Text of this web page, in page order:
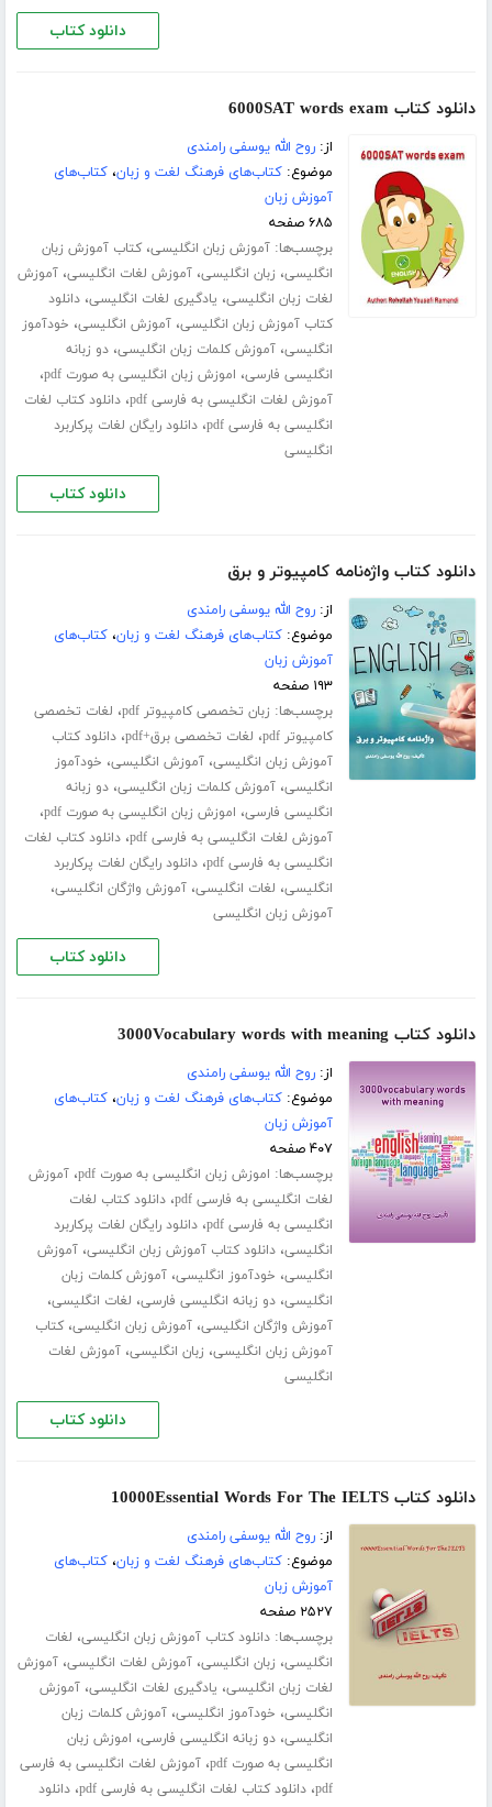
دانلود کتاب
دانلود کتاب 6000SAT words exam
از:روح الله یوسفی رامندی
موضوع:کتاب‌های فرهنگ لغت و زبان،کتاب‌های
آموزش زبان
۶۸۵ صفحه
برچسب‌ها:آموزش زبان انگلیسی،کتاب آموزش زبان
انگلیسی، زبان انگلیسی،آموزش لغات انگلیسی،آموزش
لغات زبان انگلیسی، یادگیری لغات انگلیسی،دانلود
کتاب آموزش زبان انگلیسی،آموزش انگلیسی، خودآموز
انگلیسی،آموزش کلمات زبان انگلیسی،دو زبانه
انگلیسی فارسی، اموزش زبان انگلیسی به صورت pdf ،
آموزش لغات انگلیسی به فارسی pdf ،دانلود کتاب لغات
انگلیسی به فارسی pdf
،دانلود رایگان لغات پرکاربرد
انگلیسی
دانلود کتاب
دانلود کتاب واژه‌نامه کامپیوتر و برق
از:روح الله یوسفی رامندی
موضوع:کتاب‌های فرهنگ لغت و زبان،کتاب‌های
آموزش زبان
۱۹۳ صفحه
برچسب‌ها: زبان تخصصی کامپیوتر pdf ، لغات تخصصی
کامپیوتر pdf
، لغات تخصصی برق+pdf ،دانلود کتاب
آموزش زبان انگلیسی،آموزش انگلیسی، خودآموز
انگلیسی،آموزش کلمات زبان انگلیسی،دو زبانه
انگلیسی فارسی، اموزش زبان انگلیسی به صورت pdf ،
آموزش لغات انگلیسی به فارسی pdf ،دانلود کتاب لغات
انگلیسی به فارسی pdf
،دانلود رایگان لغات پرکاربرد
انگلیسی، لغات انگلیسی،آموزش واژگان انگلیسی،
آموزش زبان انگلیسی
دانلود کتاب
دانلود کتاب 3000Vocabulary words with meaning
از:روح الله یوسفی رامندی
موضوع:کتاب‌های فرهنگ لغت و زبان،کتاب‌های
آموزش زبان
۴۰۷ صفحه
برچسب‌ها: اموزش زبان انگلیسی به صورت pdf ،آموزش
لغات انگلیسی به فارسی pdf
،دانلود کتاب لغات
انگلیسی به فارسی pdf
،دانلود رایگان لغات پرکاربرد
انگلیسی،دانلود کتاب آموزش زبان انگلیسی،آموزش
انگلیسی، خودآموز انگلیسی،آموزش کلمات زبان
انگلیسی،دو زبانه انگلیسی فارسی، لغات انگلیسی،
آموزش واژگان انگلیسی،آموزش زبان انگلیسی،کتاب
آموزش زبان انگلیسی، زبان انگلیسی،آموزش لغات
انگلیسی
دانلود کتاب
دانلود کتاب 10000Essential Words For The IELTS
از:روح الله یوسفی رامندی
موضوع:کتاب‌های فرهنگ لغت و زبان،کتاب‌های
آموزش زبان
۲۵۲۷ صفحه
برچسب‌ها:دانلود کتاب آموزش زبان انگلیسی، لغات
انگلیسی، زبان انگلیسی،آموزش لغات انگلیسی،آموزش
لغات زبان انگلیسی، یادگیری لغات انگلیسی،آموزش
انگلیسی، خودآموز انگلیسی،آموزش کلمات زبان
انگلیسی،دو زبانه انگلیسی فارسی، اموزش زبان
انگلیسی به صورت pdf
،آموزش لغات انگلیسی به فارسی
pdf،دانلود کتاب لغات انگلیسی به فارسی pdf ،دانلود